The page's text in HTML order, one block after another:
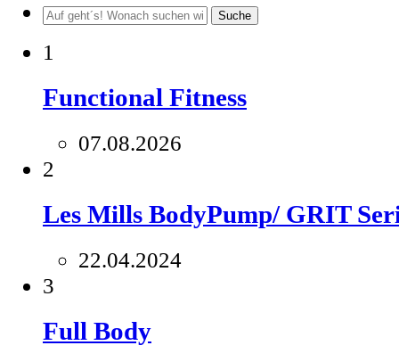
Suche
1
Functional Fitness
07.08.2026
2
Les Mills BodyPump/ GRIT
22.04.2024
3
Full Body